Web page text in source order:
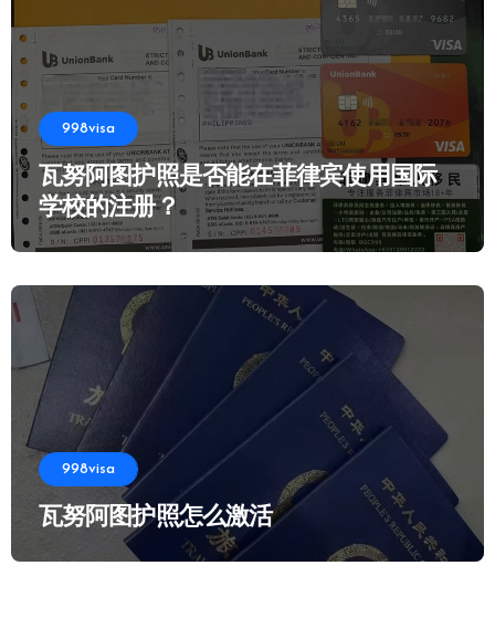
998visa
瓦努阿图护照是否能在菲律宾使用国际
学校的注册？
998visa
瓦努阿图护照怎么激活